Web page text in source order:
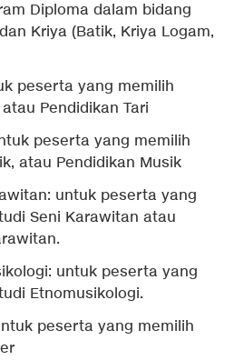
Diploma dalam bidang
Kriya (Batik, Kriya Logam,
peserta yang memilih
Pendidikan Tari
peserta yang memilih
atau Pendidikan Musik
untuk peserta yang
Seni Karawitan atau
untuk peserta yang
Etnomusikologi.
peserta yang memilih